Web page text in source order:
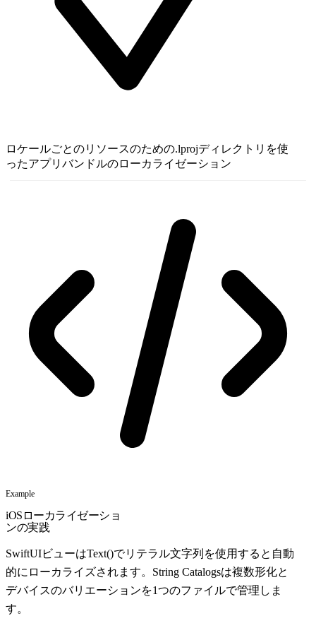
ロケールごとのリソースのための.lprojディレクトリを使
ったアプリバンドルのローカライゼーション
Example
iOSローカライゼーショ
ンの実践
SwiftUIビューはText()でリテラル文字列を使用すると自動
的にローカライズされます。String Catalogsは複数形化と
デバイスのバリエーションを1つのファイルで管理しま
す。